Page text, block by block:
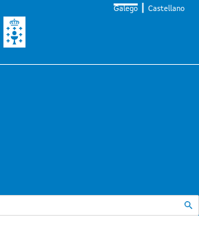
Galego Castellano